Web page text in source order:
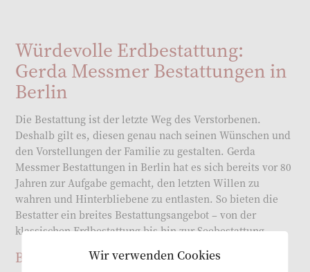
Würdevolle Erdbestattung:
Gerda Messmer Bestattungen in
Berlin
Die Bestattung ist der letzte Weg des Verstorbenen.
Deshalb gilt es, diesen genau nach seinen Wünschen und
den Vorstellungen der Familie zu gestalten. Gerda
Messmer Bestattungen in Berlin hat es sich bereits vor 80
Jahren zur Aufgabe gemacht, den letzten Willen zu
wahren und Hinterbliebene zu entlasten. So bieten die
Bestatter ein breites Bestattungsangebot – von der
klassischen Erdbestattung bis hin zur Seebestattung.
Bedürfnisse im Vordergrund
Wir verwenden Cookies